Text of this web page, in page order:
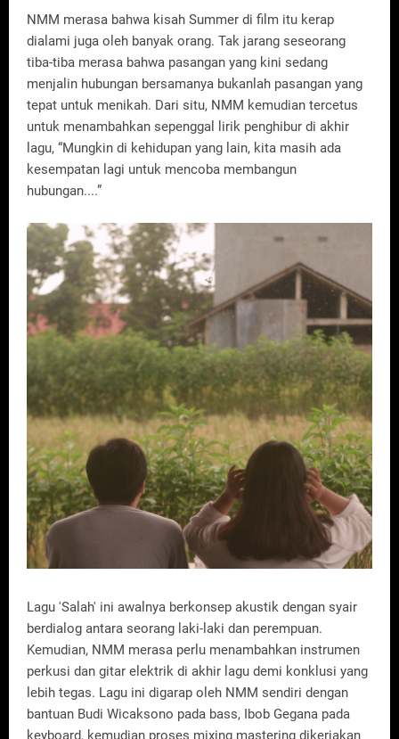
NMM merasa bahwa kisah Summer di film itu kerap
dialami juga oleh banyak orang. Tak jarang seseorang
tiba-tiba merasa bahwa pasangan yang kini sedang
menjalin hubungan bersamanya bukanlah pasangan yang
tepat untuk menikah. Dari situ, NMM kemudian tercetus
untuk menambahkan sepenggal lirik penghibur di akhir
lagu, “Mungkin di kehidupan yang lain, kita masih ada
kesempatan lagi untuk mencoba membangun
hubungan....”
Lagu 'Salah' ini awalnya berkonsep akustik dengan syair
berdialog antara seorang laki-laki dan perempuan.
Kemudian, NMM merasa perlu menambahkan instrumen
perkusi dan gitar elektrik di akhir lagu demi konklusi yang
lebih tegas. Lagu ini digarap oleh NMM sendiri dengan
bantuan Budi Wicaksono pada bass, Ibob Gegana pada
keyboard, kemudian proses mixing mastering dikerjakan